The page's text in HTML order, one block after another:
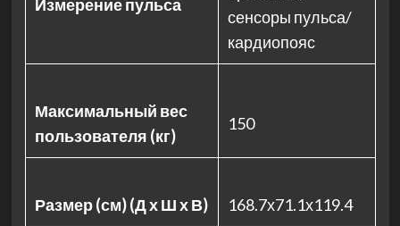
Измерение пульса
сенсоры пульса/
кардиопояс
Максимальный вес
пользователя (кг)
150
Размер (см) (Д х Ш х В) 168.7х71.1х119.4